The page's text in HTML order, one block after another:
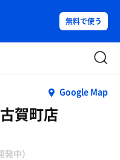
無料で使う
Google Map
賀町店
中）